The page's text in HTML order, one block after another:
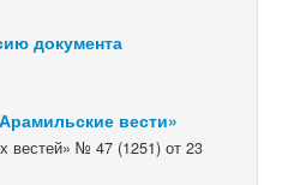
документа
вести»
вестей» № 47 (1251) от 23